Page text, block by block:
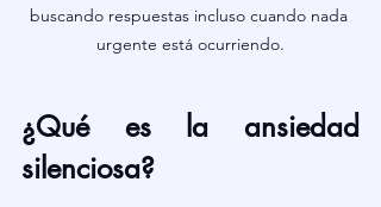
buscando respuestas incluso cuando nada
urgente está ocurriendo.
¿Qué es la ansiedad
silenciosa?